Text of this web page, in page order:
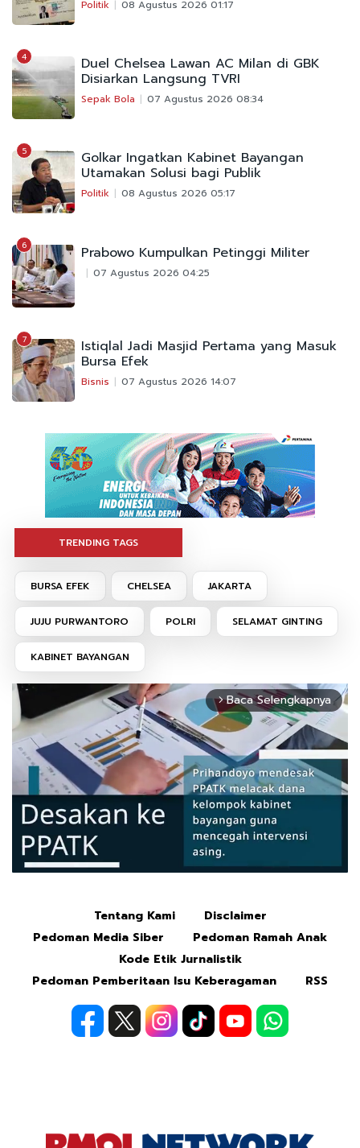
Politik 08 Agustus 2026 01:17
4 Duel Chelsea Lawan AC Milan di GBK
Disiarkan Langsung TVRI
Sepak Bola 07 Agustus 2026 08:34
5 Golkar Ingatkan Kabinet Bayangan
Utamakan Solusi bagi Publik
Politik 08 Agustus 2026 05:17
6 Prabowo Kumpulkan Petinggi Militer
07 Agustus 2026 04:25
7 Istiqlal Jadi Masjid Pertama yang Masuk
Bursa Efek
Bisnis 07 Agustus 2026 14:07
TRENDING TAGS
BURSA EFEK CHELSEA JAKARTA
JUJU PURWANTORO POLRI SELAMAT GINTING
KABINET BAYANGAN
arrow_forward_ios Baca Selengkapnya
Tentang Kami
Disclaimer
Pedoman Media Siber
Pedoman Ramah Anak
Kode Etik Jurnalistik
Pedoman Pemberitaan Isu Keberagaman
RSS